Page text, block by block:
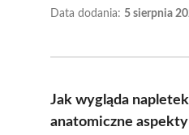
Data dodania: 5 sierpnia
Jak wygląda
anatomiczne